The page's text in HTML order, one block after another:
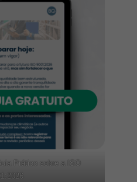
Prático sobre a ISO